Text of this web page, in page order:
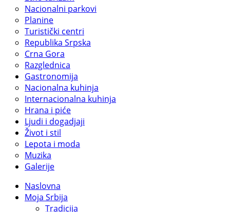
Nacionalni parkovi
Planine
Turistički centri
Republika Srpska
Crna Gora
Razglednica
Gastronomija
Nacionalna kuhinja
Internacionalna kuhinja
Hrana i piće
Ljudi i dogadjaji
Život i stil
Lepota i moda
Muzika
Galerije
Naslovna
Moja Srbija
Tradicija